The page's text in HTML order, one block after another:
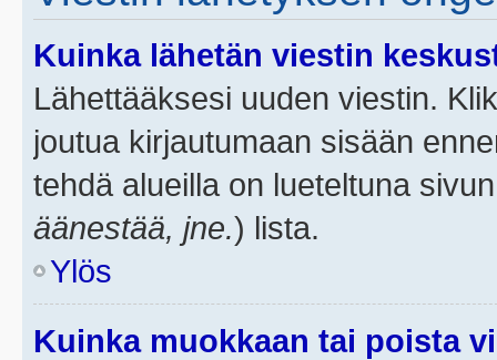
Kuinka lähetän viestin
Lähettääksesi uuden viestin.
joutua kirjautumaan sisään
tehdä alueilla on lueteltuna
äänestää, jne.) lista.
Ylös
Kuinka muokkaan tai poista